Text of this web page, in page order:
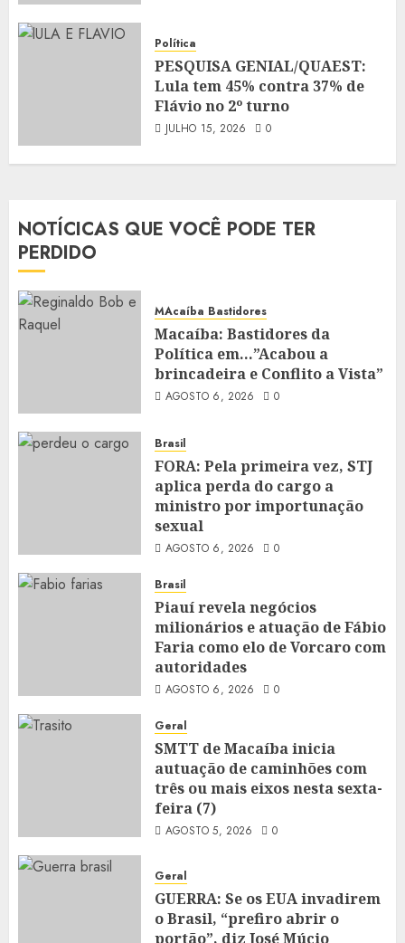
Política
PESQUISA GENIAL/QUAEST:
Lula tem 45% contra 37% de
Flávio no 2º turno
JULHO 15, 2026 0
NOTÍCICAS QUE VOCÊ PODE TER
PERDIDO
MAcaíba Bastidores
Macaíba: Bastidores da
Política em…”Acabou a
brincadeira e Conflito a Vista”
AGOSTO 6, 2026 0
Brasil
FORA: Pela primeira vez, STJ
aplica perda do cargo a
ministro por importunação
sexual
AGOSTO 6, 2026 0
Brasil
Piauí revela negócios
milionários e atuação de Fábio
Faria como elo de Vorcaro com
autoridades
AGOSTO 6, 2026 0
Geral
SMTT de Macaíba inicia
autuação de caminhões com
três ou mais eixos nesta sexta-
feira (7)
AGOSTO 5, 2026 0
Geral
GUERRA: Se os EUA invadirem
o Brasil, “prefiro abrir o
portão”, diz José Múcio